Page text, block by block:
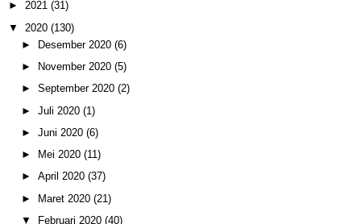
► 2021 (31)
▼ 2020 (130)
►
Desember 2020 (6)
►
November 2020 (5)
► September 2020 (2)
► Juli 2020 (1)
► Juni 2020 (6)
►
Mei 2020 (11)
► April 2020 (37)
► Maret 2020 (21)
▼
Februari 2020 (40)